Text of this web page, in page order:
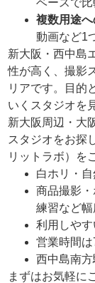
複数用途
動画など1
新大阪・西中島
性が高く、撮影
リアです。目的
いくスタジオを
新大阪周辺・大
スタジオをお探
リットラボ）を
白ホリ・
商品撮影
練習など
利用しや
営業時間
西中島南
まずはお気軽に